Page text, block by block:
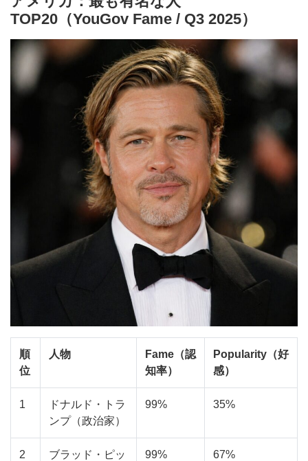
TOP20（YouGov Fame / Q3 2025）
順
位
人物
Fame（認
知率）
Popularity（好
感）
1
ドナルド・トラ
ンプ（政治家）
99% 35%
2
ブラッド・ピッ
99% 67%